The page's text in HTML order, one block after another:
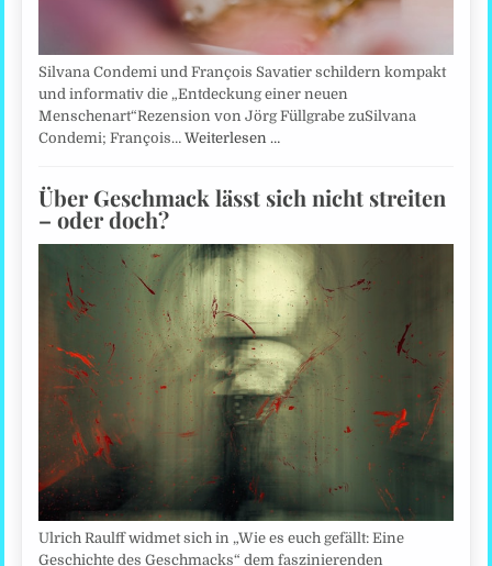
Silvana Condemi und François Savatier schildern kompakt
und informativ die „Entdeckung einer neuen
Menschenart“Rezension von Jörg Füllgrabe zuSilvana
Condemi; François…Weiterlesen …
Über Geschmack lässt sich nicht streiten
– oder doch?
Ulrich Raulff widmet sich in „Wie es euch gefällt: Eine
Geschichte des Geschmacks“ dem faszinierenden